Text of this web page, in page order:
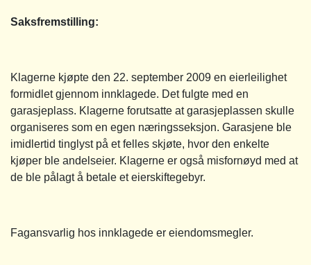
Saksfremstilling:
Klagerne kjøpte den 22. september 2009 en eierleilighet
formidlet gjennom innklagede. Det fulgte med en
garasjeplass. Klagerne forutsatte at garasjeplassen skulle
organiseres som en egen næringsseksjon. Garasjene ble
imidlertid tinglyst på et felles skjøte, hvor den enkelte
kjøper ble andelseier. Klagerne er også misfornøyd med at
de ble pålagt å betale et eierskiftegebyr.
Fagansvarlig hos innklagede er eiendomsmegler.